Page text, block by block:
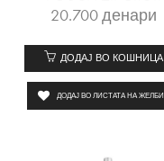
20.700денари
ДОДАЈ ВО КОШНИЦА
ДОДАЈ ВО ЛИСТАТА НА ЖЕЛБИ